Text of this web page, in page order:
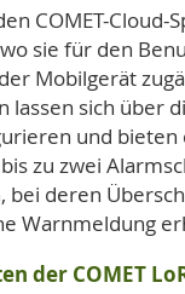
COMET-Cloud-
sie für den
Mobilgerät
lassen sich über
und bieten
zu zwei
bei deren
Warnmeldung
der COMET